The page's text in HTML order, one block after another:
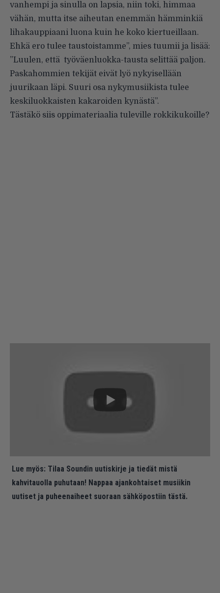
vanhempi ja sinulla on lapsia, niin toki, himmaa
vähän, mutta itse aiheutan enemmän hämminkiä
lihakauppiaani luona kuin he koko kiertueillaan.
Ehkä ero tulee taustoistamme”, mies tuumii ja lisää:
”Luulen, että työväenluokka-tausta selittää paljon.
Paskahommien tekijät eivät lyö nykyisellään
juurikaan läpi. Suuri osa nykymusiikista tulee
keskiluokkaisten kakaroiden kynästä”.
Tästäkö siis oppimateriaalia tuleville rokkikukoille?
Lue myös: Tilaa Soundin uutiskirje ja tiedät mistä
kahvitauolla puhutaan! Nappaa ajankohtaiset musiikin
uutiset ja puheenaiheet suoraan sähköpostiin tästä.